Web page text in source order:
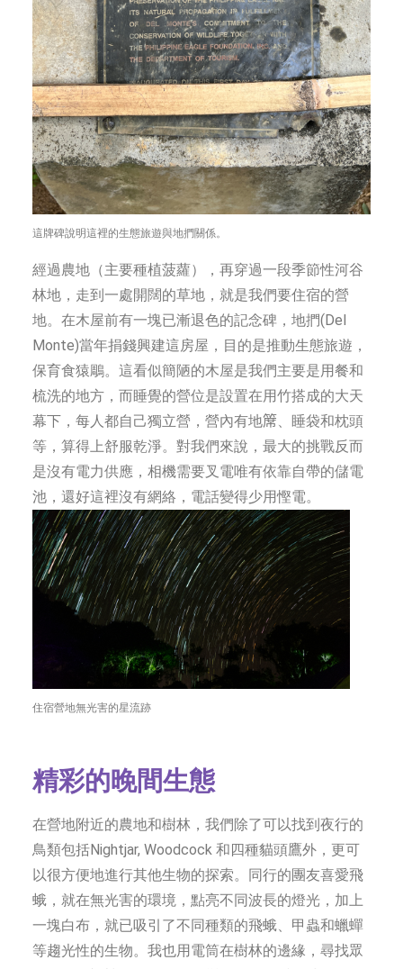
這牌碑說明這裡的生態旅遊與地捫關係。
經過農地（主要種植菠蘿），再穿過一段季節性河谷
林地，走到一處開闊的草地，就是我們要住宿的營
地。在木屋前有一塊已漸退色的記念碑，地捫(Del
Monte)當年捐錢興建這房屋，目的是推動生態旅遊，
保育食猿鵰。這看似簡陋的木屋是我們主要是用餐和
梳洗的地方，而睡覺的營位是設置在用竹搭成的大天
幕下，每人都自己獨立營，營內有地𥱊、睡袋和枕頭
等，算得上舒服乾淨。對我們來說，最大的挑戰反而
是沒有電力供應，相機需要叉電唯有依靠自帶的儲電
池，還好這裡沒有網絡，電話變得少用慳電。
住宿營地無光害的星流跡
精彩的晚間生態
在營地附近的農地和樹林，我們除了可以找到夜行的
鳥類包括Nightjar, Woodcock 和四種貓頭鷹外，更可
以很方便地進行其他生物的探索。同行的團友喜愛飛
蛾，就在無光害的環境，點亮不同波長的燈光，加上
一塊白布，就已吸引了不同種類的飛蛾、甲蟲和蠟蟬
等趨光性的生物。我也用電筒在樹林的邊緣，尋找眾